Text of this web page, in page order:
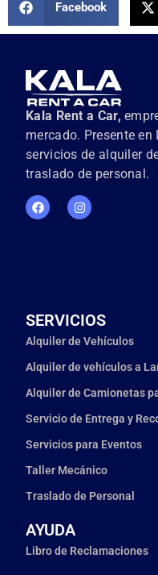
Facebook
Kala Rent a Car,
mercado. Presente
servicios de alquiler
traslado de personal.
SERVICIOS
Alquiler de Vehículos
Alquiler de vehículos a
Alquiler de Camionetas
Servicio de Entrega y
Servicios para Eventos
Taller Mecánico
Traslado de Personal
AYUDA
Libro de Reclamaciones